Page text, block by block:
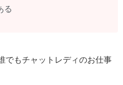
る
でもチャットレディのお仕事